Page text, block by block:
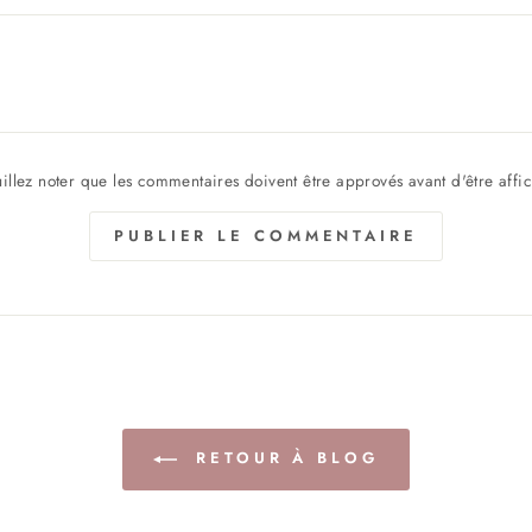
noter que les commentaires doivent être approvés avant d'être
PUBLIER LE COMMENTAIRE
RETOUR À BLOG